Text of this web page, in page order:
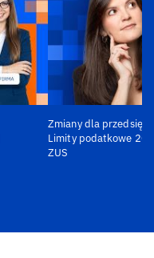
Zmiany dla
Limity podatkowe
ZUS